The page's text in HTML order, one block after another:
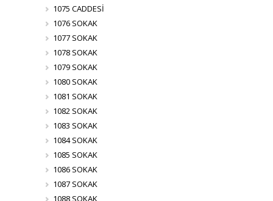
1075 CADDESİ
1076 SOKAK
1077 SOKAK
1078 SOKAK
1079 SOKAK
1080 SOKAK
1081 SOKAK
1082 SOKAK
1083 SOKAK
1084 SOKAK
1085 SOKAK
1086 SOKAK
1087 SOKAK
1088 SOKAK